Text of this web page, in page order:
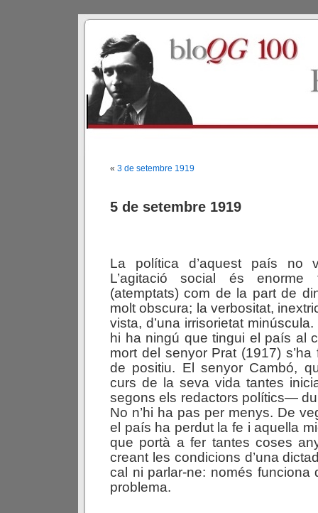
« 3 de setembre 1919
5 de setembre 1919
La política d’aquest país no
L’agitació social és enorme
(atemptats) com de la part de
molt obscura; la verbositat,
vista, d’una irrisorietat
hi ha ningú que tingui el país al
mort del senyor Prat (1917)
de positiu. El senyor Cambó,
curs de la seva vida tantes
segons els redactors polítics—
No n’hi ha pas per menys. De
el país ha perdut la fe i aquella
que portà a fer tantes coses
creant les condicions d’una
cal ni parlar-ne: només funciona
problema.